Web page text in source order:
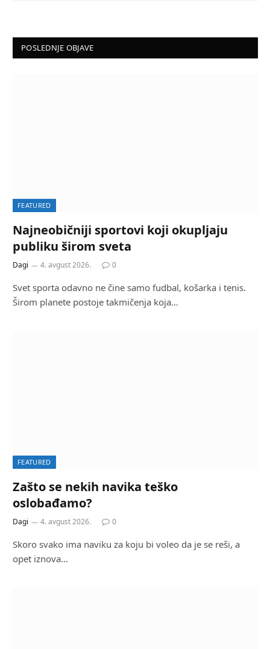
POSLEDNJE OBJAVE
FEATURED
Najneobičniji sportovi koji okupljaju
publiku širom sveta
Dagi 4. avgust 2026. 0
Svet sporta odavno ne čine samo fudbal, košarka i tenis.
Širom planete postoje takmičenja koja…
FEATURED
Zašto se nekih navika teško
oslobađamo?
Dagi 4. avgust 2026. 0
Skoro svako ima naviku za koju bi voleo da je se reši, a
opet iznova…